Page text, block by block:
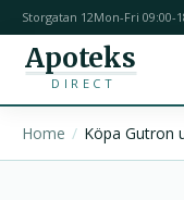
Storgatan 12Mon-Fri 09:00-
Apoteks
DIRECT
Home Köpa Gutron